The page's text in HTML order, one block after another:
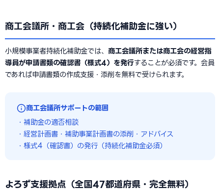
商工会議所・商工会（持続化補助金に強い）
小規模事業者持続化補助金では、 商工会議所または商工会の経営指
導員が申請書類の確認書（様式4）を発行することが必須です。会員
であれば申請書類の作成支援・添削を無料で受けられます。
商工会議所サポートの範囲
・補助金の適否相談
・経営計画書・補助事業計画書の添削・アドバイス
・様式4（確認書）の発行（持続化補助金必須）
よろず支援拠点（全国47都道府県・完全無料）